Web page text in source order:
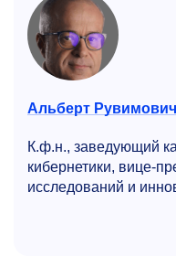
Альберт
К.ф.н., заведующий
кибернетики, вице-
исследований и